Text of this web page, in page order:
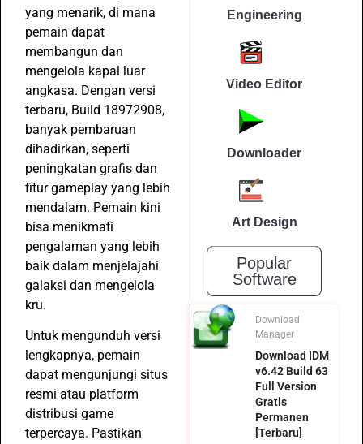
yang menarik, di mana
pemain dapat
membangun dan
mengelola kapal luar
angkasa. Dengan versi
terbaru, Build 18972908,
banyak pembaruan
dihadirkan, seperti
peningkatan grafis dan
fitur gameplay yang lebih
mendalam. Pemain kini
bisa menikmati
pengalaman yang lebih
baik dalam menjelajahi
galaksi dan mengelola
kru.
Untuk mengunduh versi
lengkapnya, pemain
dapat mengunjungi situs
resmi atau platform
distribusi game
terpercaya. Pastikan
Engineering
Video Editor
Downloader
Art Design
Popular
Software
Download
Manager
Download IDM
v6.42 Build 63
Full Version
Gratis
Permanen
[Terbaru]